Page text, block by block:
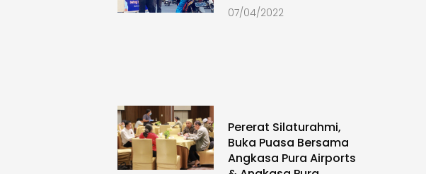
07/04/2022
Pererat Silaturahmi,
Buka Puasa Bersama
Angkasa Pura Airports